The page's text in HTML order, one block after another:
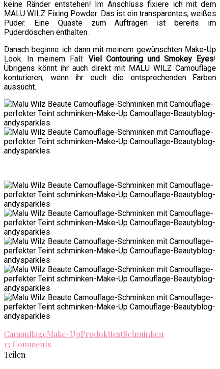
keine Ränder entstehen! Im Anschluss fixiere ich mit dem
MALU WILZ Fixing Powder. Das ist ein transparentes, weißes
Puder. Eine Quaste zum Auftragen ist bereits im
Puderdöschen enthalten.
Danach beginne ich dann mit meinem gewünschten Make-Up
Look. In meinem Fall: Viel Contouring und Smokey Eyes!
Übrigens könnt ihr auch direkt mit MALU WILZ Camouflage
konturieren, wenn ihr euch die entsprechenden Farben
aussucht.
CamouflageMake-UpProdukttestSchminken
13 Comments
Teilen